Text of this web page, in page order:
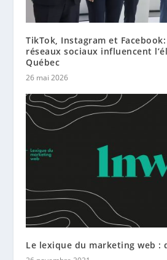
TikTok, Instagram et
réseaux sociaux influencent
Québec
26 mai 2026
Le lexique du marketing web :